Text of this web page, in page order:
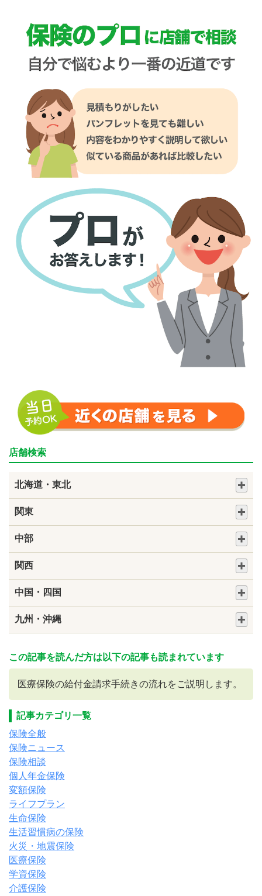
店舗検索
北海道・東北
関東
中部
関西
中国・四国
九州・沖縄
この記事を読んだ方は以下の記事も読まれています
医療保険の給付金請求手続きの流れをご説明します。
記事カテゴリ一覧
保険全般
保険ニュース
保険相談
個人年金保険
変額保険
ライフプラン
生命保険
生活習慣病の保険
火災・地震保険
医療保険
学資保険
介護保険